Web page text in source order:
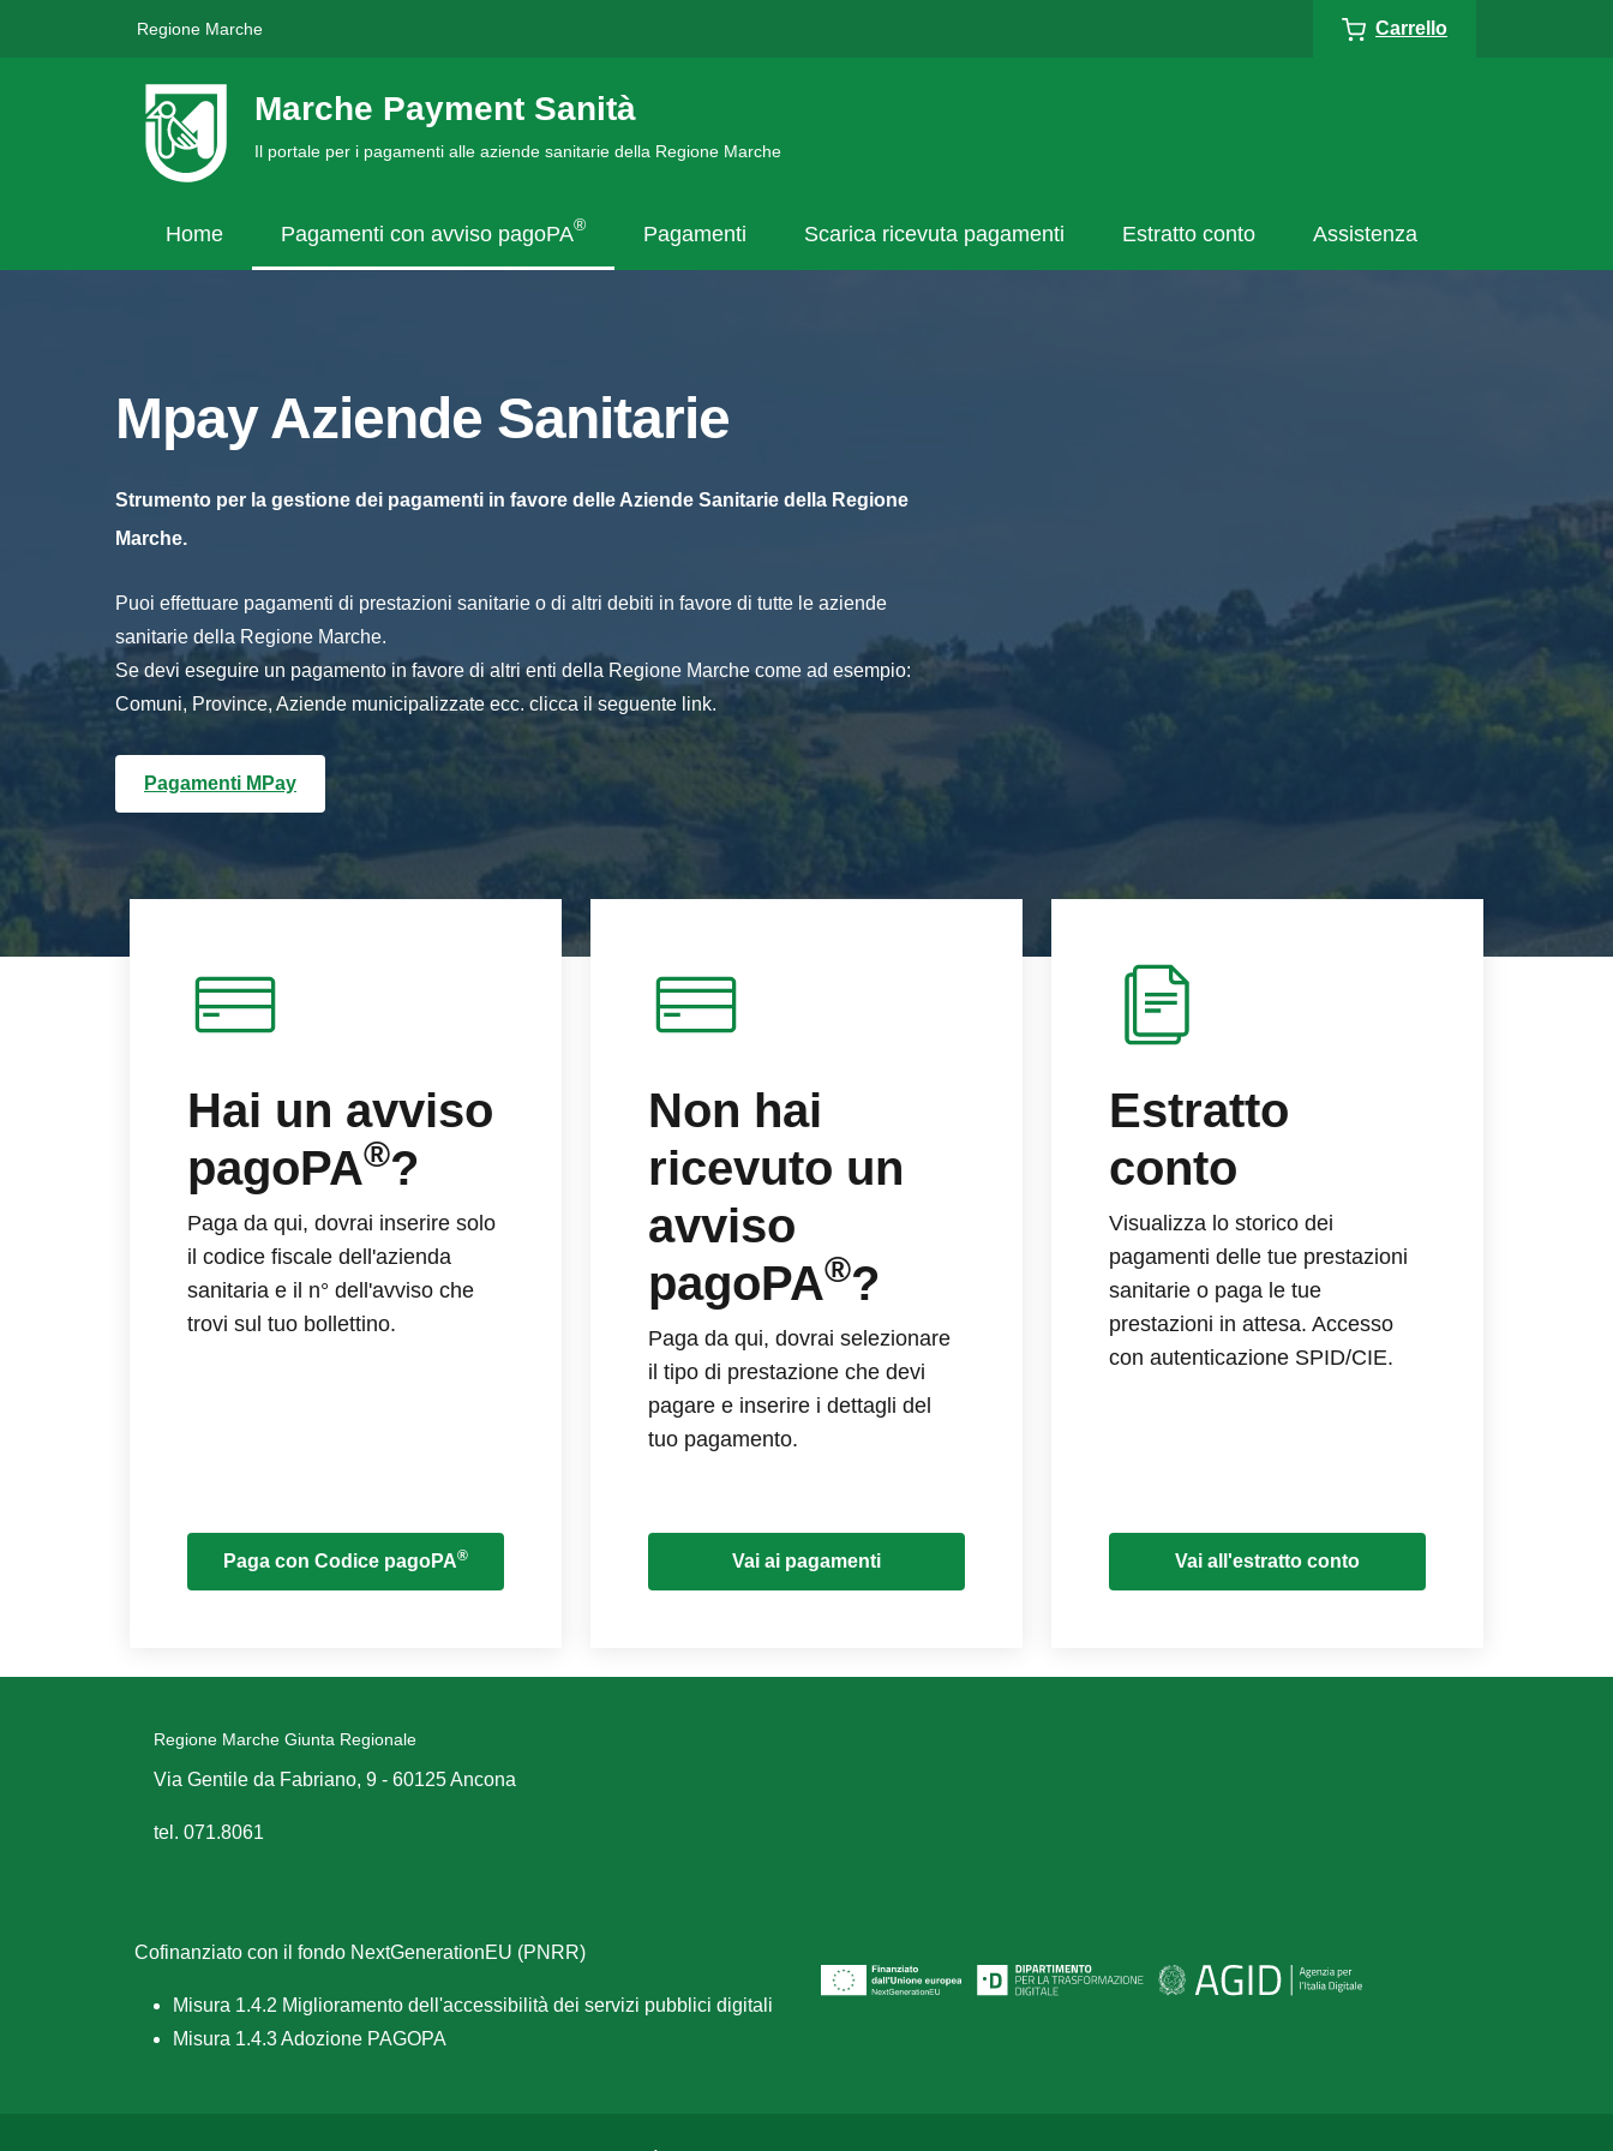
Regione Marche Carrello
Marche Payment Sanità
Il portale per i pagamenti alle aziende sanitarie della Regione Marche
Home Pagamenti con avviso pagoPA® Pagamenti Scarica ricevuta pagamenti Estratto conto Assistenza
Mpay Aziende Sanitarie
Strumento per la gestione dei pagamenti in favore delle Aziende Sanitarie della Regione
Marche.
Puoi effettuare pagamenti di prestazioni sanitarie o di altri debiti in favore di tutte le aziende
sanitarie della Regione Marche.
Se devi eseguire un pagamento in favore di altri enti della Regione Marche come ad esempio:
Comuni, Province, Aziende municipalizzate ecc. clicca il seguente link.
Pagamenti MPay
Hai un avviso
pagoPA®?
Paga da qui, dovrai inserire solo
il codice fiscale dell'azienda
sanitaria e il n° dell'avviso che
trovi sul tuo bollettino.
Paga con Codice pagoPA®
Non hai
ricevuto un
avviso
pagoPA®?
Paga da qui, dovrai selezionare
il tipo di prestazione che devi
pagare e inserire i dettagli del
tuo pagamento.
Vai ai pagamenti
Estratto
conto
Visualizza lo storico dei
pagamenti delle tue prestazioni
sanitarie o paga le tue
prestazioni in attesa. Accesso
con autenticazione SPID/CIE.
Vai all'estratto conto
Regione Marche Giunta Regionale
Via Gentile da Fabriano, 9 - 60125 Ancona
tel. 071.8061
Cofinanziato con il fondo NextGenerationEU (PNRR)
Misura 1.4.2 Miglioramento dell'accessibilità dei servizi pubblici digitali
Misura 1.4.3 Adozione PAGOPA